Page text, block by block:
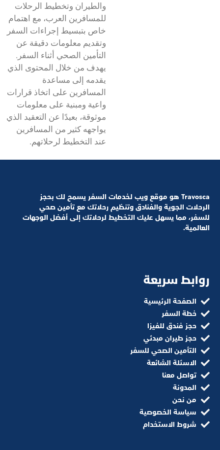
والطيران وتخطيط الرحلات
للمسافرين العرب، مع اهتمام
خاص بتبسيط إجراءات السفر
وتقديم معلومات دقيقة عن
التأمين الصحي أثناء السفر.
يهدف من خلال المحتوى الذي
يقدمه إلى مساعدة
المسافرين على اتخاذ قرارات
واعية ومبنية على معلومات
موثوقة، بعيدًا عن التعقيد الذي
يواجهه كثير من المسافرين
عند التخطيط لرحلاتهم.
Travosca هو موقع ويب لخدمات السفر يسمح لك بحجز
الرحلات الجوية والفنادق وتنظيم رحلاتك مع تأمين صحي
للسفر، مما يسهل عليك التخطيط لرحلاتك إلى أفضل الوجهات
العالمية.
روابط سريعة
الصفحة الرئيسية
خطة السفر
حجز فندق للفيزا
حجز طيران مبدئي
التأمين الصحي للسفر
الاسئلة الشائعة
تواصل معنا
المدونة
من نحن
سياسة الخصوصية
شروط الاستخدام